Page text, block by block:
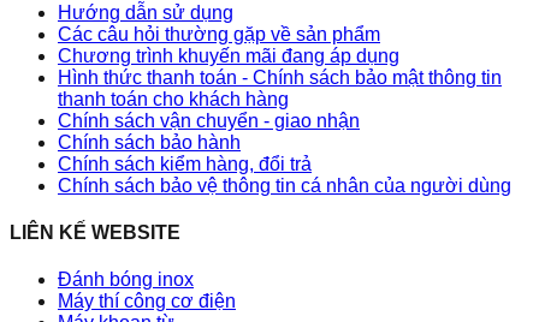
Hướng dẫn sử dụng
Các câu hỏi thường gặp về sản phẩm
Chương trình khuyến mãi đang áp dụng
Hình thức thanh toán - Chính sách bảo mật thông tin
thanh toán cho khách hàng
Chính sách vận chuyển - giao nhận
Chính sách bảo hành
Chính sách kiểm hàng, đổi trả
Chính sách bảo vệ thông tin cá nhân của người dùng
LIÊN KẾ WEBSITE
Đánh bóng inox
Máy thí công cơ điện